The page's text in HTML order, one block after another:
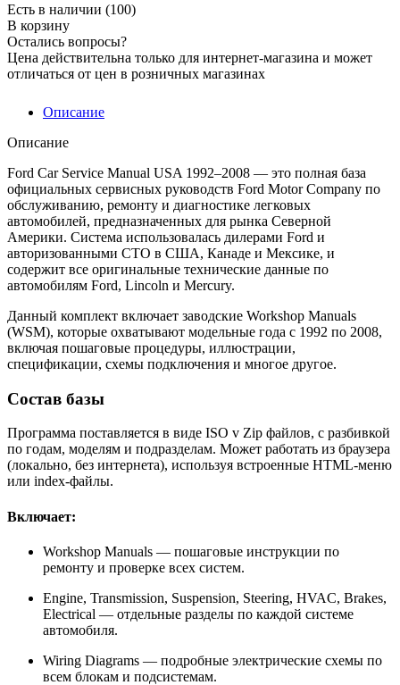
Есть в наличии (100)
В корзину
Остались вопросы?
Цена действительна только для интернет-магазина и может
отличаться от цен в розничных магазинах
Описание
Описание
Ford Car Service Manual USA 1992–2008 — это полная база
официальных сервисных руководств Ford Motor Company по
обслуживанию, ремонту и диагностике легковых
автомобилей, предназначенных для рынка Северной
Америки. Система использовалась дилерами Ford и
авторизованными СТО в США, Канаде и Мексике, и
содержит все оригинальные технические данные по
автомобилям Ford, Lincoln и Mercury.
Данный комплект включает заводские Workshop Manuals
(WSM), которые охватывают модельные года с 1992 по 2008,
включая пошаговые процедуры, иллюстрации,
спецификации, схемы подключения и многое другое.
Состав базы
Программа поставляется в виде ISO v Zip файлов, с разбивкой
по годам, моделям и подразделам. Может работать из браузера
(локально, без интернета), используя встроенные HTML-меню
или index-файлы.
Включает:
Workshop Manuals — пошаговые инструкции по
ремонту и проверке всех систем.
Engine, Transmission, Suspension, Steering, HVAC, Brakes,
Electrical — отдельные разделы по каждой системе
автомобиля.
Wiring Diagrams — подробные электрические схемы по
всем блокам и подсистемам.